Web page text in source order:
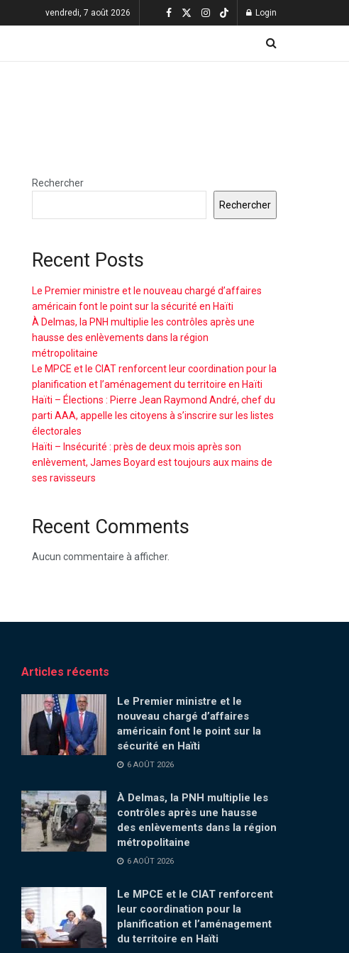
vendredi, 7 août 2026 Login
Rechercher
Rechercher
Recent Posts
Le Premier ministre et le nouveau chargé d’affaires
américain font le point sur la sécurité en Haïti
À Delmas, la PNH multiplie les contrôles après une
hausse des enlèvements dans la région
métropolitaine
Le MPCE et le CIAT renforcent leur coordination pour la
planification et l’aménagement du territoire en Haïti
Haïti – Élections : Pierre Jean Raymond André, chef du
parti AAA, appelle les citoyens à s’inscrire sur les listes
électorales
Haïti – Insécurité : près de deux mois après son
enlèvement, James Boyard est toujours aux mains de
ses ravisseurs
Recent Comments
Aucun commentaire à afficher.
Articles récents
Le Premier ministre et le
nouveau chargé d’affaires
américain font le point sur la
sécurité en Haïti
6 AOÛT 2026
À Delmas, la PNH multiplie les
contrôles après une hausse
des enlèvements dans la région
métropolitaine
6 AOÛT 2026
Le MPCE et le CIAT renforcent
leur coordination pour la
planification et l’aménagement
du territoire en Haïti